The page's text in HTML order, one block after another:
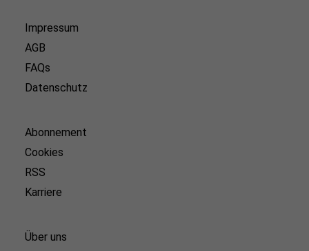
Impressum
AGB
FAQs
Datenschutz
Abonnement
Cookies
RSS
Karriere
Über uns